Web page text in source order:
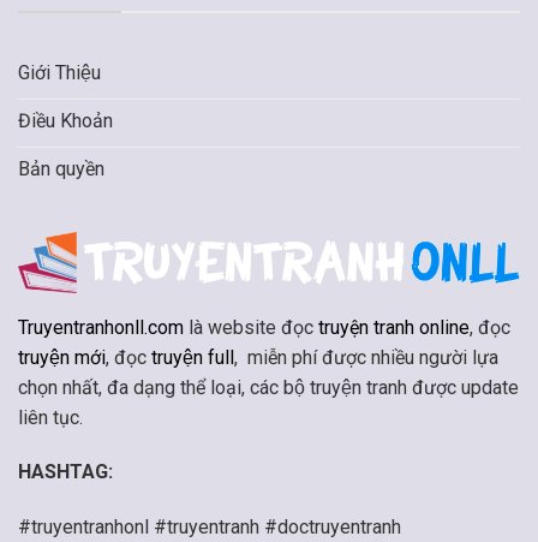
Giới Thiệu
Điều Khoản
Bản quyền
Truyentranhonll.com là website đọc truyện tranh online, đọc
truyện mới, đọc truyện full, miễn phí được nhiều người lựa
chọn nhất, đa dạng thể loại, các bộ truyện tranh được update
liên tục.
HASHTAG:
#truyentranhonl #truyentranh #doctruyentranh